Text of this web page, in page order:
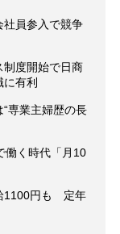
員参入で競争
度開始で日商
有利
専業主婦歴の長
く時代「月10
1100円も 定年